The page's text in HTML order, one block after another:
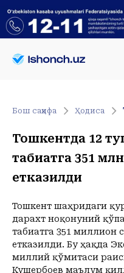
Жамият
Иқтисод
ХОРИЖ
Иқтисод
Сиёсат
ЎЗГАЧА РАКУРС
МЕҲНАТ ҲУҚУҚИ
ҲОДИСА
ИНТЕРВЬЮ
Telefon
Tasdiqlash
Менинг саҳифам
Сақланганлар
Hozir
+37C
12:00
+38 C
13:00
+37C
14:00
+37C
Бош саҳифа Ҳодиса
Тошкентда 12
табиатга 351
етказилди
Тошкент шаҳридаги
дарахт ноқонуний
табиатга 351 миллион
етказилди. Бу ҳақда
миллий қўмитаси
Кушербоев маълум